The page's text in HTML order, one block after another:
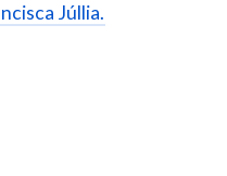
Júllia.